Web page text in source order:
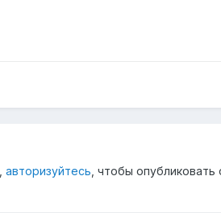
авторизуйтесь , чтобы опубликовать